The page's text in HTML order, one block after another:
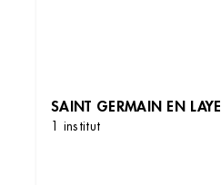
SAINT GERMAIN EN LAYE
1 institut